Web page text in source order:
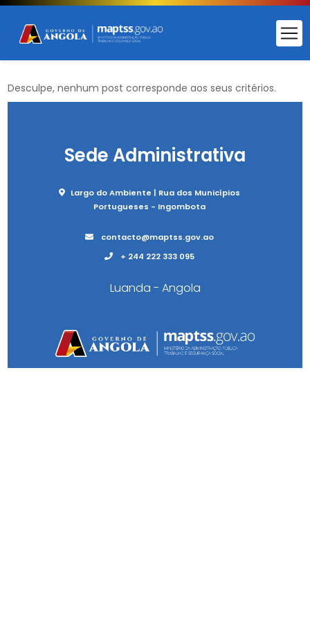
Desculpe, nenhum post corresponde aos seus critérios.
Sede Administrativa
Largo do Ambiente | Rua dos Municípios
Portugueses - Ingombota
contacto@maptss.gov.ao
+ 244 222 333 095
Luanda - Angola